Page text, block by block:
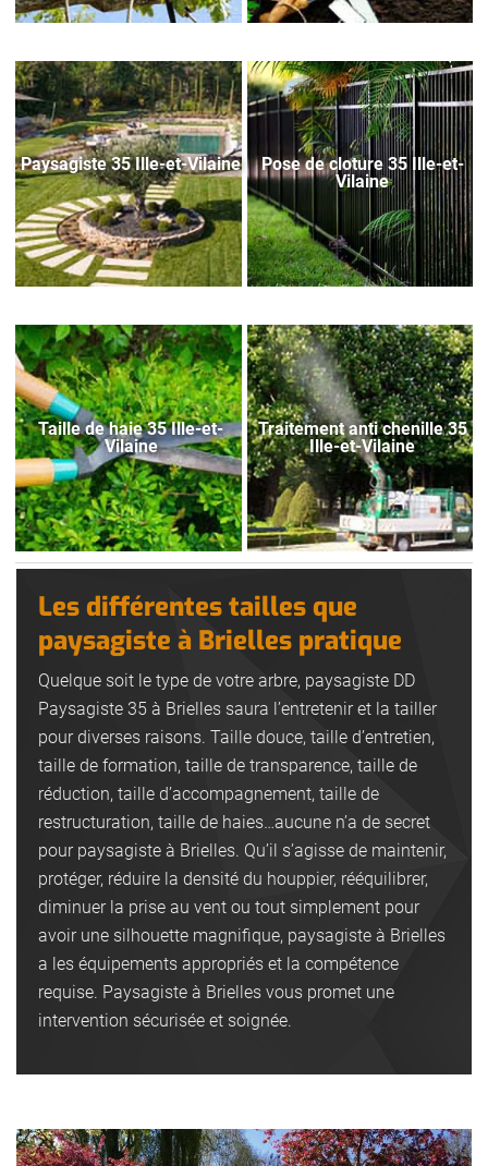
Paysagiste 35 Ille-et-Vilaine
Pose de cloture 35 Ille-et-
Vilaine
Taille de haie 35 Ille-et-
Vilaine
Traitement anti chenille 35
Ille-et-Vilaine
Les différentes tailles que
paysagiste à Brielles pratique
Quelque soit le type de votre arbre, paysagiste DD
Paysagiste 35 à Brielles saura l’entretenir et la tailler
pour diverses raisons. Taille douce, taille d’entretien,
taille de formation, taille de transparence, taille de
réduction, taille d’accompagnement, taille de
restructuration, taille de haies…aucune n’a de secret
pour paysagiste à Brielles. Qu’il s’agisse de maintenir,
protéger, réduire la densité du houppier, rééquilibrer,
diminuer la prise au vent ou tout simplement pour
avoir une silhouette magnifique, paysagiste à Brielles
a les équipements appropriés et la compétence
requise. Paysagiste à Brielles vous promet une
intervention sécurisée et soignée.